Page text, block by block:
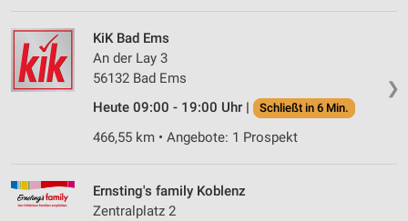
❯
KiK Bad Ems
An der Lay 3
56132 Bad Ems
Heute 09:00 - 19:00 Uhr |
Schließt in 6 Min.
466,55 km • Angebote: 1 Prospekt
Ernsting's family Koblenz
Zentralplatz 2